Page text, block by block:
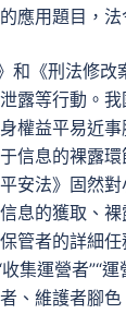
應用題目，法
和《刑法修
露等行動。
權益平易近
信息的裸露
安法》固然
息的獲取、
管者的詳細
收集運營者”“
、維護者腳